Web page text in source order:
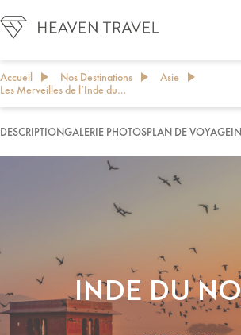
Accueil Nos Destinations
Asie
Les Merveilles de l’Inde du…
DESCRIPTIONGALERIE PHOTOSPLAN DE VOYAGE
PERSONNALISER MON
INDE DU